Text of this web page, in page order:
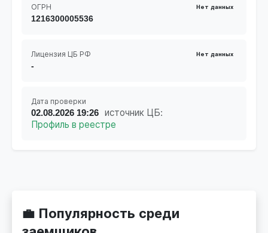
ОГРН Нет данных
1216300005536
Лицензия ЦБ РФ Нет данных
-
Дата проверки
02.08.2026 19:26 источник ЦБ:
Профиль в реестре
💼 Популярность среди